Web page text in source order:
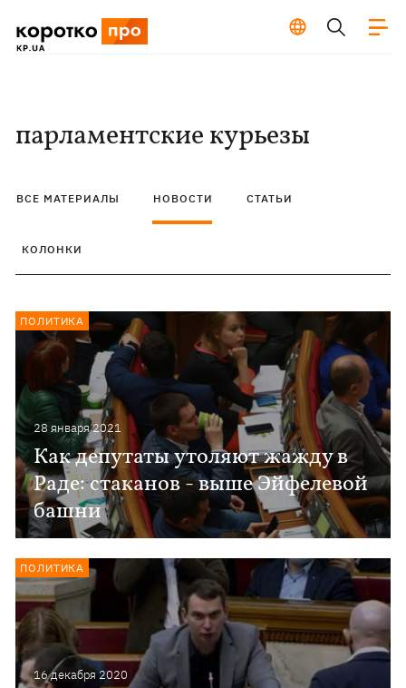
парламентские курьезы
ВСЕ МАТЕРИАЛЫ НОВОСТИ СТАТЬИ
КОЛОНКИ
28 января 2021
Как депутаты утоляют жажду в
Раде: стаканов - выше Эйфелевой
башни
ПОЛИТИКА
16 декабря 2020
ПОЛИТИКА